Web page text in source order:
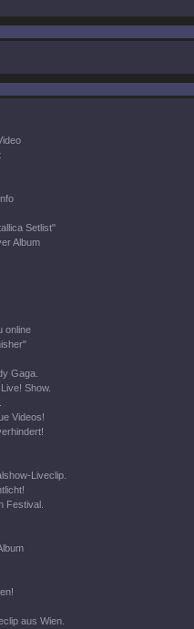
Setlist"
Album
online
Gaga.
Show.
Videos!
Liveclip.
Festival.
aus Wien.